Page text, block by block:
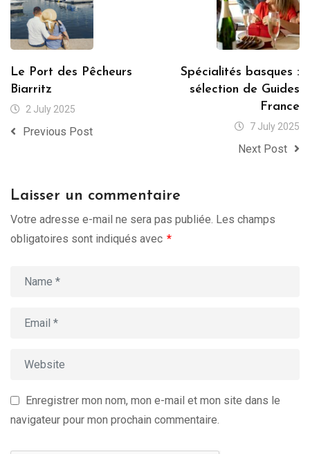
Le Port des Pêcheurs
Biarritz
2 July 2025
Previous Post
Spécialités basques :
sélection de Guides
France
7 July 2025
Next Post
Laisser un commentaire
Votre adresse e-mail ne sera pas publiée. Les champs
obligatoires sont indiqués avec *
Enregistrer mon nom, mon e-mail et mon site dans le
navigateur pour mon prochain commentaire.